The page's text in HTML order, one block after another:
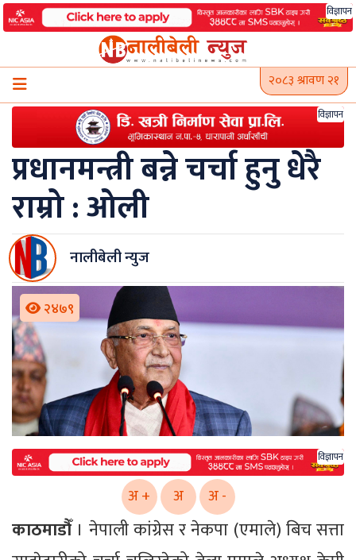
Skip
to
विज्ञापन
२०८३ श्रावण २१
विज्ञापन
प्रधानमन्त्री बन्ने चर्चा हुनु धेरै
राम्रो : ओली
नालीबेली न्युज
२४७९
विज्ञापन
अ + अ अ -
काठमाडौँ। नेपाली कांग्रेस र नेकपा (एमाले) बिच सत्ता